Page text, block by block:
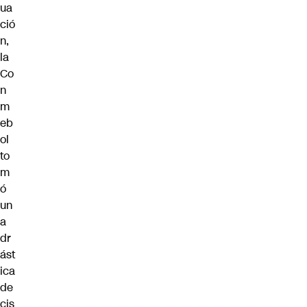
ua
ció
n,
la
Co
n
m
eb
ol
to
m
ó
un
a
dr
ást
ica
de
cis